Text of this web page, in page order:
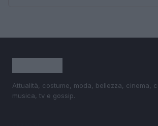
Attualità, costume, moda, bellezza, cinema,
musica, tv e gossip.